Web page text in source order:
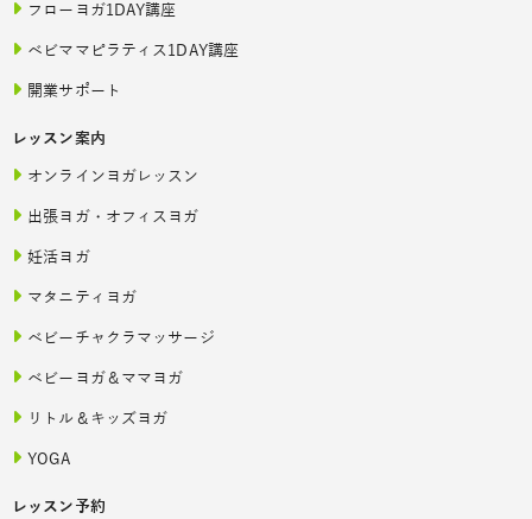
フローヨガ1DAY講座
ベビママピラティス1DAY講座
開業サポート
レッスン案内
オンラインヨガレッスン
出張ヨガ・オフィスヨガ
妊活ヨガ
マタニティヨガ
ベビーチャクラマッサージ
ベビーヨガ＆ママヨガ
リトル＆キッズヨガ
YOGA
レッスン予約